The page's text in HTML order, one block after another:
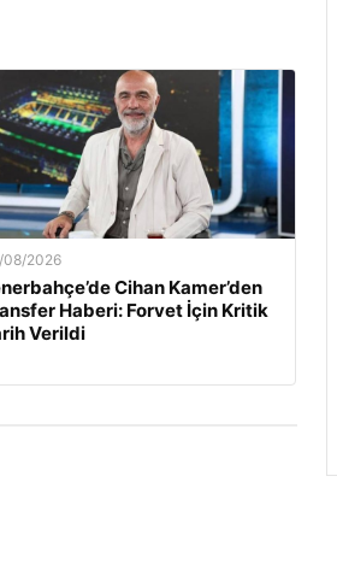
08/2026
Cihan Kamer’den
Haberi: Forvet İçin Kritik
Verildi